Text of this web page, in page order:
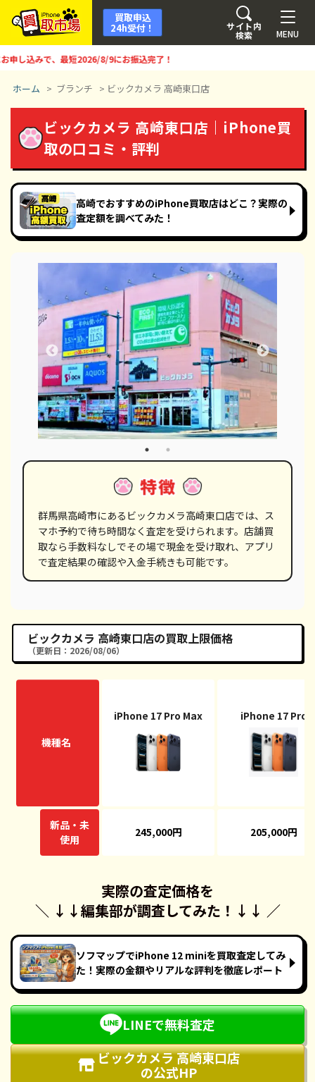
MENU
サイト内
検索
買取申込
24h受付！
みで、最短2026/8/9にお振込完了！
ホーム > ブランチ > ビックカメラ 高崎東口店
ビックカメラ 高崎東口店｜iPhone買
取の口コミ・評判
高崎でおすすめのiPhone買取店はどこ？実際の
査定額を調べてみた！
群馬県高崎市にあるビックカメラ高崎東口店では、ス
マホ予約で待ち時間なく査定を受けられます。店舗買
取なら手数料なしでその場で現金を受け取れ、アプリ
で査定結果の確認や入金手続きも可能です。
ビックカメラ 高崎東口店の買取上限価格
（更新日：2026/08/06）
機種名
iPhone 17 Pro Max iPhone 17 Pro
新品・未
使用
245,000円 205,000円
＼ ↓↓
実際の査定価格を
編集部が調査してみた！ ↓↓ ／
ソフマップでiPhone 12 miniを買取査定してみ
た！実際の金額やリアルな評判を徹底レポート
LINEで無料査定
ビックカメラ 高崎東口店
の公式HP